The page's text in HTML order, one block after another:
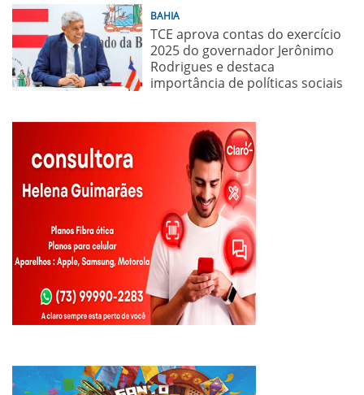
BAHIA
TCE aprova contas do exercício
2025 do governador Jerônimo
Rodrigues e destaca
importância de políticas sociais